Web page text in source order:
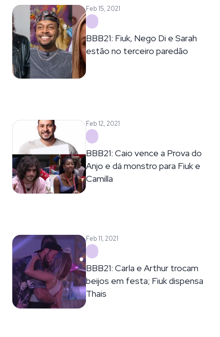
Feb 15, 2021
BBB21: Fiuk, Nego Di e Sarah
estão no terceiro paredão
Feb 12, 2021
BBB21: Caio vence a Prova do
Anjo e dá monstro para Fiuk e
Camilla
Feb 11, 2021
BBB21: Carla e Arthur trocam
beijos em festa; Fiuk dispensa
Thais